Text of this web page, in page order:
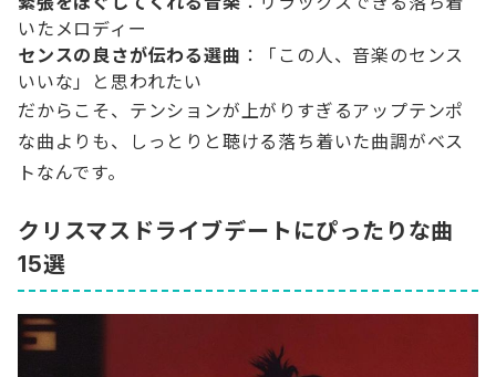
いたメロディー
センスの良さが伝わる選曲 ：「この人、音楽のセンス
いいな」と思われたい
だからこそ、テンションが上がりすぎるアップテンポ
な曲よりも、しっとりと聴ける落ち着いた曲調がベス
トなんです。
クリスマスドライブデートにぴったりな曲
15選